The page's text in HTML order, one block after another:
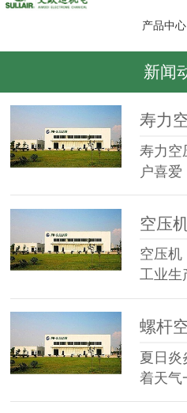
产品中心
新闻
寿力空
户喜
空压机
工业
夏日炎
着天